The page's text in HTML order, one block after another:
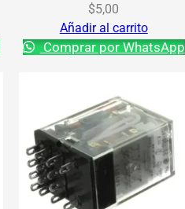
$5,00
Añadir al carrito
Comprar por WhatsApp